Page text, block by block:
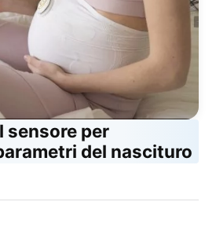
sensore per
del nascituro